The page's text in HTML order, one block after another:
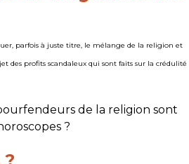
parfois à juste titre, le mélange de la religion et
des profits scandaleux qui sont faits sur la crédulité
de la religion sont
?